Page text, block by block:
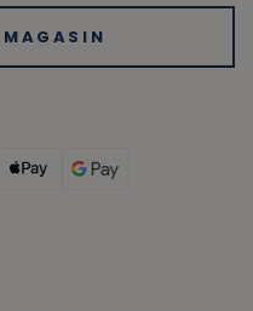
MAGASIN